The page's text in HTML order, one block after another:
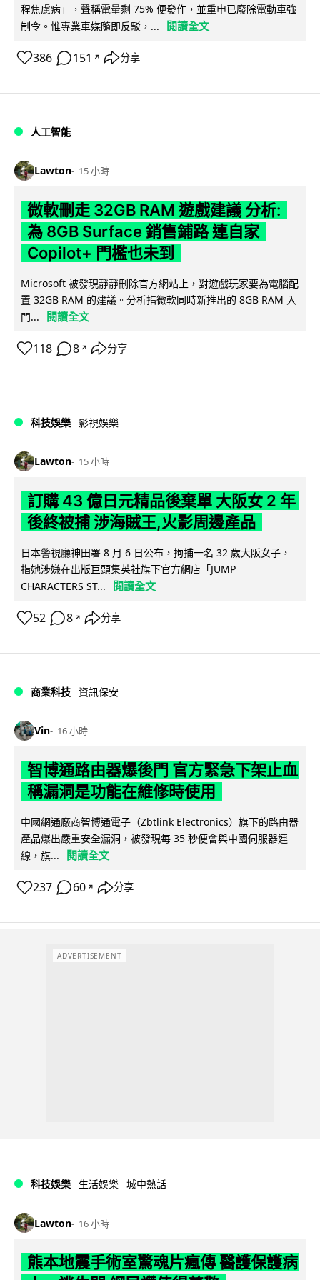
程焦慮病」，聲稱電量剩 75% 便發作，並重申已廢除電動車強
制令。惟專業車媒隨即反駁，...
閱讀全文
386 151 ↗ 分享
人工智能
Lawton 15 小時
微軟刪走 32GB RAM 遊戲建議 分析:
為 8GB Surface 銷售鋪路 連自家
Copilot+ 門檻也未到
Microsoft 被發現靜靜刪除官方網站上，對遊戲玩家要為電腦配
置 32GB RAM 的建議。分析指微軟同時新推出的 8GB RAM 入
門...
閱讀全文
118 8 ↗ 分享
科技娛樂 影視娛樂
Lawton 15 小時
訂購 43 億日元精品後棄單 大阪女 2 年
後終被捕 涉海賊王,火影周邊產品
日本警視廳神田署 8 月 6 日公布，拘捕一名 32 歲大阪女子，
指她涉嫌在出版巨頭集英社旗下官方網店「JUMP
CHARACTERS ST...
閱讀全文
52 8 ↗ 分享
商業科技 資訊保安
Vin 16 小時
智博通路由器爆後門 官方緊急下架止血
稱漏洞是功能在維修時使用
中國網通廠商智博通電子（Zbtlink Electronics）旗下的路由器
產品爆出嚴重安全漏洞，被發現每 35 秒便會與中國伺服器連
線，旗...
閱讀全文
237 60 ↗ 分享
ADVERTISEMENT
科技娛樂 生活娛樂 城中熱話
Lawton 16 小時
熊本地震手術室驚魂片瘋傳 醫護保護病